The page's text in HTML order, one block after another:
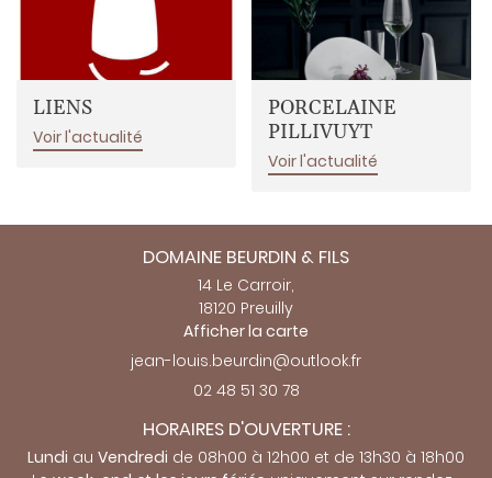
CONTACT
RESTEZ
INSCRIPTION
REJOIGNEZ-
LIENS
Voir l'actualité
PORCELAINE
PILLIVUYT
Voir l'actualité
DOMAINE BEURDIN & FILS
14 Le Carroir,
18120 Preuilly
Afficher la carte
02 48 51 30 78
HORAIRES D'OUVERTURE :
Lundi au Vendredi de 08h00 à 12h00 et de 13h30 à 18h00